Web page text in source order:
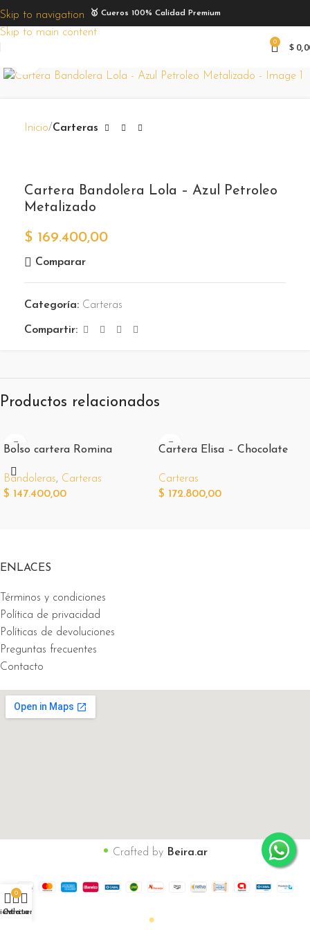
Skip to navigation
Skip to main content
🥇 Cueros 100% Calidad Premium
0 $
Inicio Carteras
Cartera Bandolera Lola – Azul Petroleo
Metalizado
$ 169.400,00
Comparar
Categoría: Carteras
Compartir:
Productos relacionados
Bolso cartera Romina
Bandoleras, Carteras
$ 147.400,00
Cartera Elisa – Chocolate
Carteras
$ 172.800,00
ENLACES
Términos y condiciones
Política de privacidad
Políticas de devoluciones
Preguntas frecuentes
Contacto
• Crafted by Beira.ar
0
Carrito
Mi cuenta